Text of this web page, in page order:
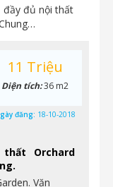
đầy đủ nội thất
Orchard
Văn
11 Triệu
Diện tích:36 m2
đăng: 18-10-2018